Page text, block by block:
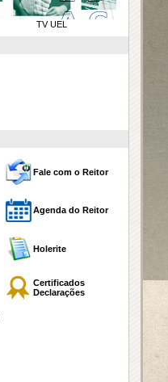
TV UEL
Fale com o Reitor
Agenda do Reitor
Holerite
Certificados
Declarações